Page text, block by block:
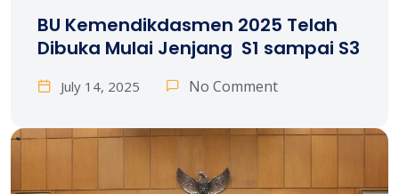
BU Kemendikdasmen 2025 Telah
Dibuka Mulai Jenjang S1 sampai S3
July 14, 2025 No Comment